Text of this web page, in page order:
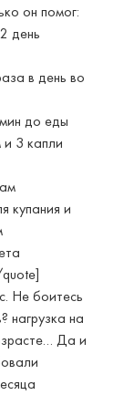
он помог:
день
в день во
до еды
3 капли
купания и
Не боитесь
нагрузка на
Да и